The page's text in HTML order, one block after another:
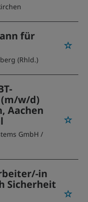
für
(Rhld.)
w/d)
Aachen
GmbH /
in
Sicherheit